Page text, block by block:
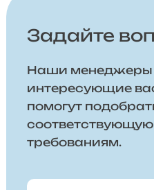
Задайте
Наши менеджеры
интересующие
помогут
требованиям.